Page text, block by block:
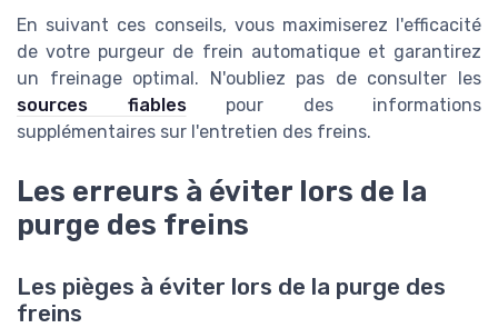
En suivant ces conseils, vous maximiserez l'efficacité
de votre purgeur de frein automatique et garantirez
un freinage optimal. N'oubliez pas de consulter les
sources fiablespour des informations
supplémentaires sur l'entretien des freins.
Les erreurs à éviter lors de la
purge des freins
Les pièges à éviter lors de la purge des
freins